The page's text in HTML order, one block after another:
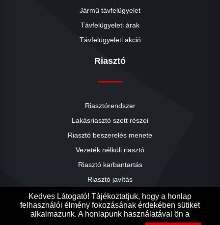
Jármű távfelügyelet
Távfelügyeleti árak
Távfelügyeleti akció
Riasztó
Riasztórendszer
Lakásriasztó szett részei
Riasztó beszerelés menete
Vezeték nélküli riasztó
Riasztó karbantartás
Riasztó javítás
Riasztók árai
Riasztó akció
Kedves Látogató! Tájékoztatjuk, hogy a honlap
felhasználói élmény fokozásának érdekében sütiket
alkalmazunk. A honlapunk használatával ön a